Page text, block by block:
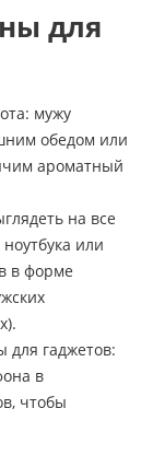
для
мужу
обедом или
ароматный
на все
или
в форме
для гаджетов:
в
чтобы